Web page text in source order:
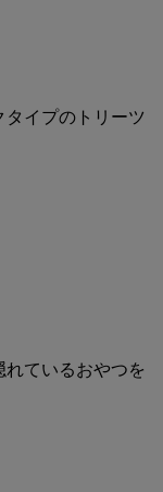
イプのトリーツ
ているおやつを